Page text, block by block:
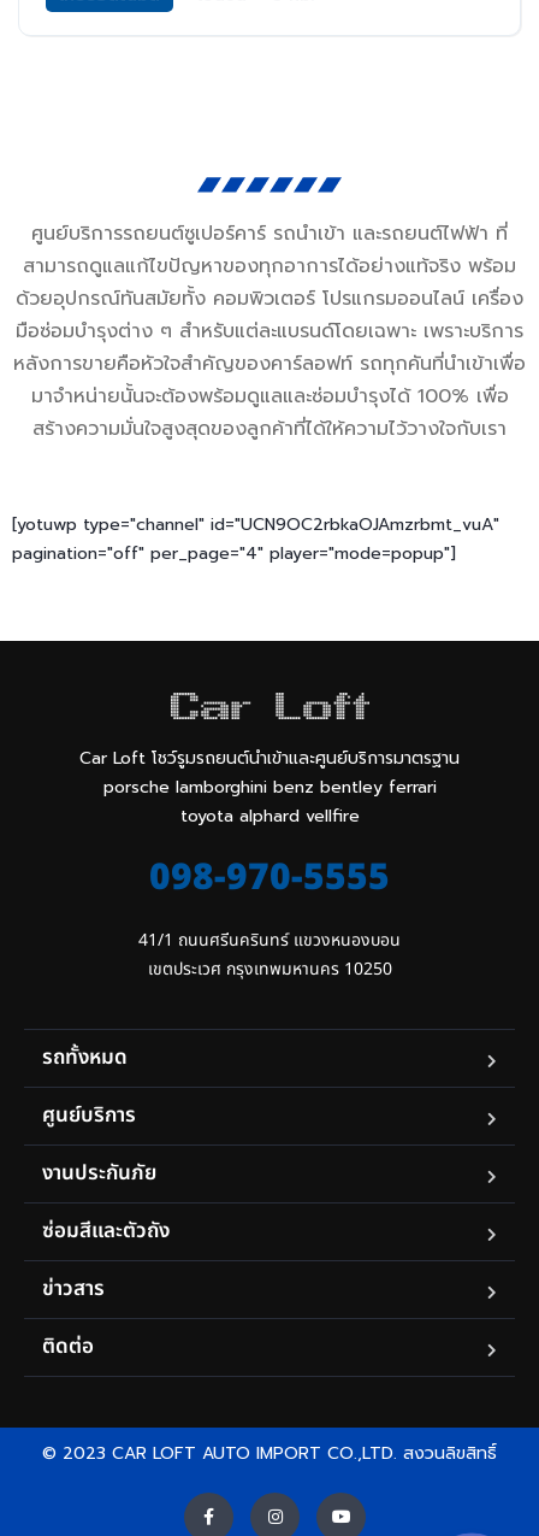
ศูนย์บริการรถยนต์ซูเปอร์คาร์ รถนำเข้า และรถยนต์ไฟฟ้า ที่
สามารถดูแลแก้ไขปัญหาของทุกอาการได้อย่างแท้จริง พร้อม
ด้วยอุปกรณ์ทันสมัยทั้ง คอมพิวเตอร์ โปรแกรมออนไลน์ เครื่อง
มือซ่อมบำรุงต่าง ๆ สำหรับแต่ละแบรนด์โดยเฉพาะ เพราะบริการ
หลังการขายคือหัวใจสำคัญของคาร์ลอฟท์ รถทุกคันที่นำเข้าเพื่อ
มาจำหน่ายนั้นจะต้องพร้อมดูแลและซ่อมบำรุงได้ 100% เพื่อ
สร้างความมั่นใจสูงสุดของลูกค้าที่ได้ให้ความไว้วางใจกับเรา
[yotuwp type="channel" id="UCN9OC2rbkaOJAmzrbmt_vuA"
pagination="off" per_page="4" player="mode=popup"]
Car Loft โชว์รูมรถยนต์นำเข้าและศูนย์บริการมาตรฐาน
porsche lamborghini benz bentley ferrari
toyota alphard vellfire
098-970-5555
41/1 ถนนศรีนครินทร์ แขวงหนองบอน
เขตประเวศ กรุงเทพมหานคร 10250
รถทั้งหมด
ศูนย์บริการ
งานประกันภัย
ซ่อมสีและตัวถัง
ข่าวสาร
ติดต่อ
© 2023 CAR LOFT AUTO IMPORT CO.,LTD. สงวนลิขสิทธิ์